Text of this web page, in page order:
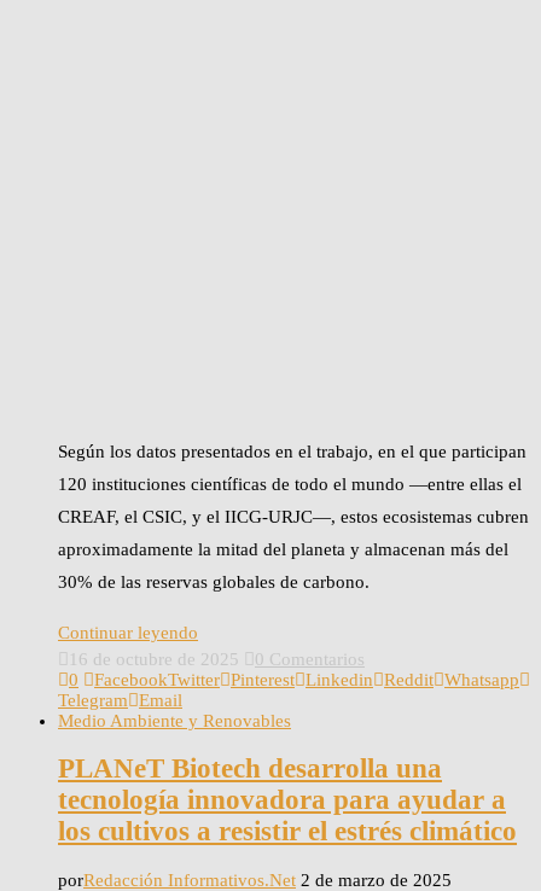
Según los datos presentados en el trabajo, en el que participan
120 instituciones científicas de todo el mundo —entre ellas el
CREAF, el CSIC, y el IICG-URJC—, estos ecosistemas cubren
aproximadamente la mitad del planeta y almacenan más del
30% de las reservas globales de carbono.
Continuar leyendo
16 de octubre de 2025
0 Comentarios
0
FacebookTwitter Pinterest Linkedin Reddit Whatsapp
Telegram
Email
Medio Ambiente y Renovables
PLANeT Biotech desarrolla una
tecnología innovadora para ayudar a
los cultivos a resistir el estrés climático
porRedacción Informativos.Net 2 de marzo de 2025